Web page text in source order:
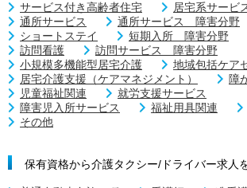
サービス付き高齢者住宅
居宅系サー
通所サービス
通所サービス 障害分野
ショートステイ
短期入所 障害分野
訪問看護
訪問サービス 障害分野
小規模多機能型居宅介護
地域包括ケア
居宅介護支援（ケアマネジメント）
障
児童福祉関連
就労支援サービス
障害児入所サービス
福祉用具関連
その他
保有資格から介護タクシー/ドライバー求人